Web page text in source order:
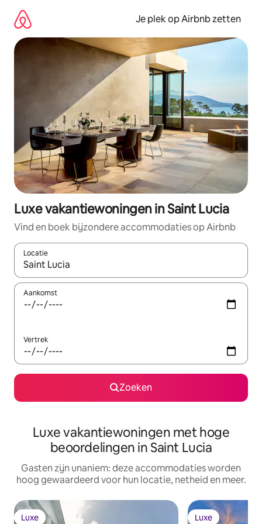
direct
naar
inhoud
Je plek op Airbnb zetten
Luxe vakantiewoningen in Saint Lucia
Vind en boek bijzondere accommodaties op Airbnb
Locatie
Wanneer er resultaten beschikbaar zijn, maak je een keuze
Aankomst
Vertrek
Zoeken
Luxe vakantiewoningen met hoge
beoordelingen in Saint Lucia
Gasten zijn unaniem: deze accommodaties worden
hoog gewaardeerd voor hun locatie, netheid en meer.
Luxe Luxe